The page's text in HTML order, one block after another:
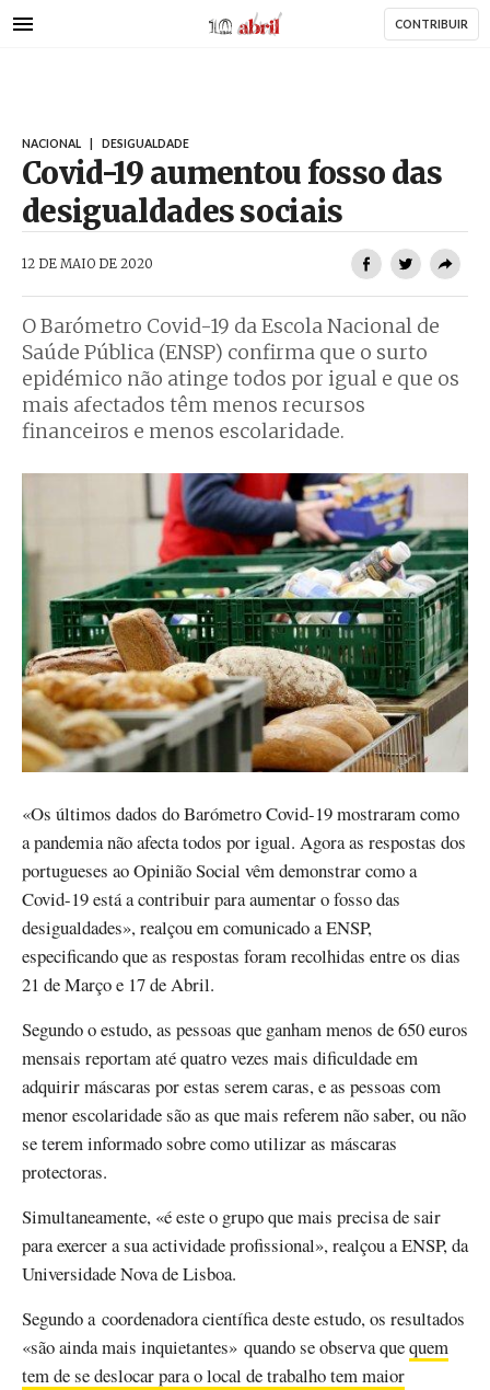
para
AbrilAbril CONTRIBUIR
NACIONAL DESIGUALDADE
Covid-19 aumentou fosso das
desigualdades sociais
12 DE MAIO DE 2020
O Barómetro Covid-19 da Escola Nacional de
Saúde Pública (ENSP) confirma que o surto
epidémico não atinge todos por igual e que os
mais afectados têm menos recursos
financeiros e menos escolaridade.
«Os últimos dados do Barómetro Covid-19 mostraram como
a pandemia não afecta todos por igual. Agora as respostas dos
portugueses ao Opinião Social vêm demonstrar como a
Covid-19 está a contribuir para aumentar o fosso das
desigualdades», realçou em comunicado a ENSP,
especificando que as respostas foram recolhidas entre os dias
21 de Março e 17 de Abril.
Segundo o estudo, as pessoas que ganham menos de 650 euros
mensais reportam até quatro vezes mais dificuldade em
adquirir máscaras por estas serem caras, e as pessoas com
menor escolaridade são as que mais referem não saber, ou não
se terem informado sobre como utilizar as máscaras
protectoras.
Simultaneamente, «é este o grupo que mais precisa de sair
para exercer a sua actividade profissional», realçou a ENSP, da
Universidade Nova de Lisboa.
Segundo a coordenadora científica deste estudo, os resultados
«são ainda mais inquietantes» quando se observa quequem
tem de se deslocar para o local de trabalho tem maior